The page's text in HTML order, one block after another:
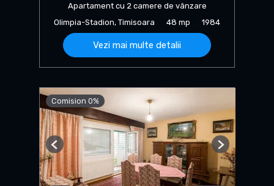
Apartament cu 2 camere de vânzare
Olimpia-Stadion, Timisoara
48 mp 1984
Vezi mai multe detalii
Comision 0%
Previous Next